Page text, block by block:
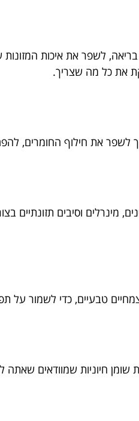
לשפר את איכות
את כל מה שצריך.
לשפר את חילוף החומרים,
מינרלים וסיבים תזונתיים
טבעיים, כדי לשמור על
שומן חיוניות שמוודאים